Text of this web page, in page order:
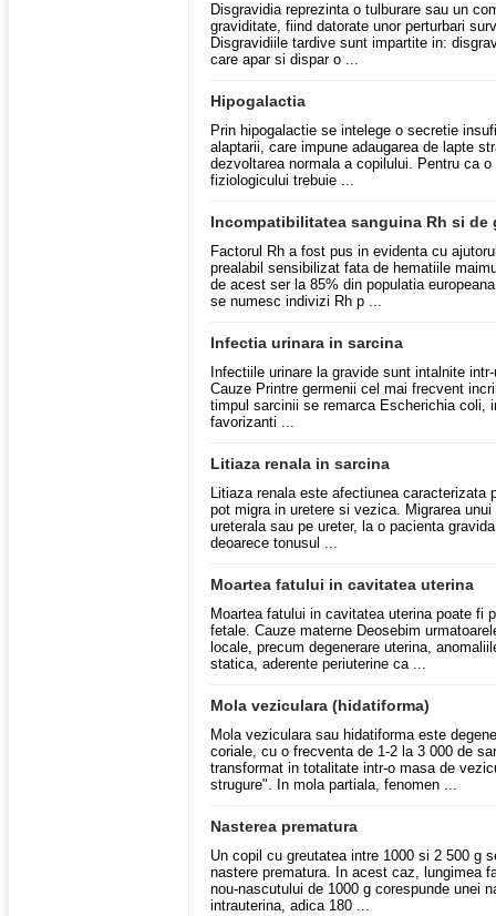
Disgravidia reprezinta o tulburare sau un
graviditate, fiind datorate unor perturbari
Disgravidiile tardive sunt impartite in:
care apar si dispar o ...
Hipogalactia
Prin hipogalactie se intelege o secretie
alaptarii, care impune adaugarea de lapte
dezvoltarea normala a copilului. Pentru ca
fiziologicului trebuie ...
Incompatibilitatea sanguina Rh si de
Factorul Rh a fost pus in evidenta cu
prealabil sensibilizat fata de hematiile
de acest ser la 85% din populatia
se numesc indivizi Rh p ...
Infectia urinara in sarcina
Infectiile urinare la gravide sunt intalnite
Cauze Printre germenii cel mai frecvent
timpul sarcinii se remarca Escherichia coli,
favorizanti ...
Litiaza renala in sarcina
Litiaza renala este afectiunea caracterizata
pot migra in uretere si vezica. Migrarea
ureterala sau pe ureter, la o pacienta
deoarece tonusul ...
Moartea fatului in cavitatea uterina
Moartea fatului in cavitatea uterina poate fi
fetale. Cauze materne Deosebim
locale, precum degenerare uterina,
statica, aderente periuterine ca ...
Mola veziculara (hidatiforma)
Mola veziculara sau hidatiforma este
coriale, cu o frecventa de 1-2 la 3 000 de
transformat in totalitate intr-o masa de
strugure". In mola partiala, fenomen ...
Nasterea prematura
Un copil cu greutatea intre 1000 si 2 500 g
nastere prematura. In acest caz, lungimea
nou-nascutului de 1000 g corespunde unei
intrauterina, adica 180 ...